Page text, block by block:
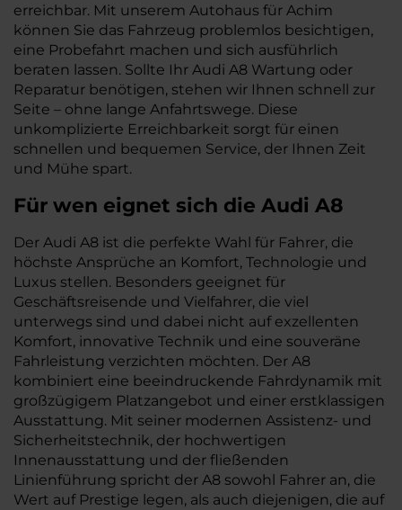
erreichbar. Mit unserem Autohaus für Achim
können Sie das Fahrzeug problemlos besichtigen,
eine Probefahrt machen und sich ausführlich
beraten lassen. Sollte Ihr Audi A8 Wartung oder
Reparatur benötigen, stehen wir Ihnen schnell zur
Seite – ohne lange Anfahrtswege. Diese
unkomplizierte Erreichbarkeit sorgt für einen
schnellen und bequemen Service, der Ihnen Zeit
und Mühe spart.
Für wen eignet sich die Audi A8
Der Audi A8 ist die perfekte Wahl für Fahrer, die
höchste Ansprüche an Komfort, Technologie und
Luxus stellen. Besonders geeignet für
Geschäftsreisende und Vielfahrer, die viel
unterwegs sind und dabei nicht auf exzellenten
Komfort, innovative Technik und eine souveräne
Fahrleistung verzichten möchten. Der A8
kombiniert eine beeindruckende Fahrdynamik mit
großzügigem Platzangebot und einer erstklassigen
Ausstattung. Mit seiner modernen Assistenz- und
Sicherheitstechnik, der hochwertigen
Innenausstattung und der fließenden
Linienführung spricht der A8 sowohl Fahrer an, die
Wert auf Prestige legen, als auch diejenigen, die auf